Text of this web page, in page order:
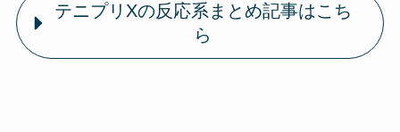
テニプリXの反応系まとめ記事はこち
ら